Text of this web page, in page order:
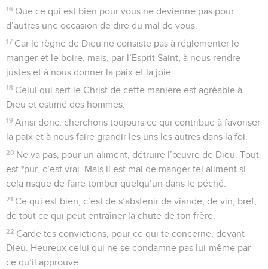
16 Que ce qui est bien pour vous ne devienne pas pour
d’autres une occasion de dire du mal de vous.
17 Car le règne de Dieu ne consiste pas à réglementer le
manger et le boire, mais, par l’Esprit Saint, à nous rendre
justes et à nous donner la paix et la joie.
18 Celui qui sert le Christ de cette manière est agréable à
Dieu et estimé des hommes.
19 Ainsi donc, cherchons toujours ce qui contribue à favoriser
la paix et à nous faire grandir les uns les autres dans la foi.
20 Ne va pas, pour un aliment, détruire l’œuvre de Dieu. Tout
est *pur, c’est vrai. Mais il est mal de manger tel aliment si
cela risque de faire tomber quelqu’un dans le péché.
21 Ce qui est bien, c’est de s’abstenir de viande, de vin, bref,
de tout ce qui peut entraîner la chute de ton frère.
22 Garde tes convictions, pour ce qui te concerne, devant
Dieu. Heureux celui qui ne se condamne pas lui-même par
ce qu’il approuve.